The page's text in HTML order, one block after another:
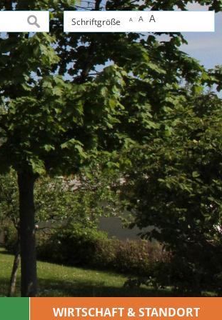
Schriftgröße A A A
suchen
WIRTSCHAFT & STANDORT